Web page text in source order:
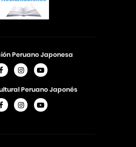
Peruano Japonesa
Peruano Japonés